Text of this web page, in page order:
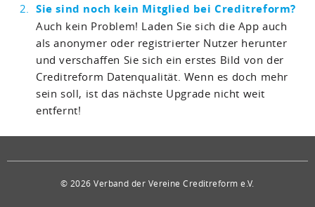
Sie sind noch kein Mitglied bei Creditreform?
Auch kein Problem! Laden Sie sich die App auch
als anonymer oder registrierter Nutzer herunter
und verschaffen Sie sich ein erstes Bild von der
Creditreform Datenqualität. Wenn es doch mehr
sein soll, ist das nächste Upgrade nicht weit
entfernt!
© 2026 Verband der Vereine Creditreform e.V.